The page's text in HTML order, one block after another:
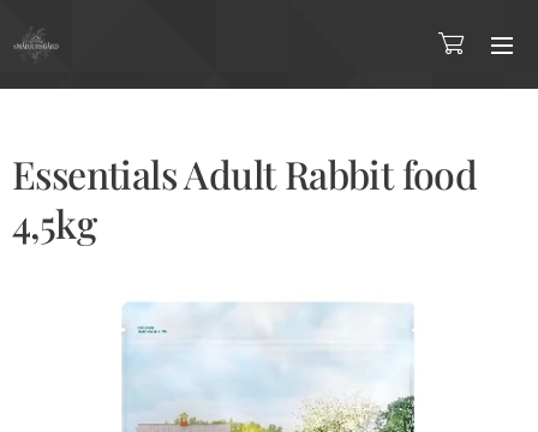
Essentials Adult Rabbit food
4,5kg